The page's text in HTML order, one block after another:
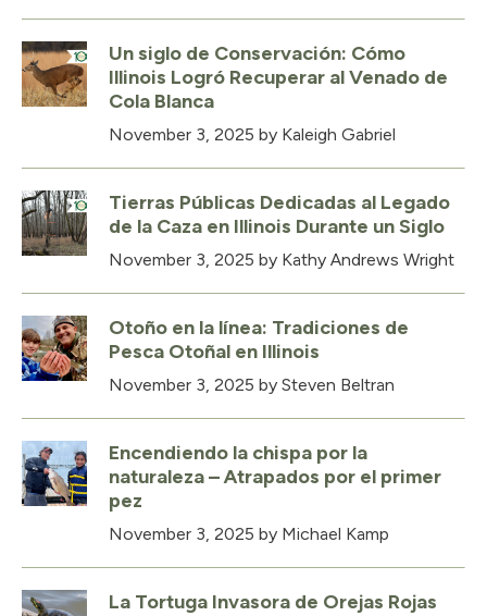
Un siglo de Conservación: Cómo
Illinois Logró Recuperar al Venado de
Cola Blanca
November 3, 2025 by Kaleigh Gabriel
Tierras Públicas Dedicadas al Legado
de la Caza en Illinois Durante un Siglo
November 3, 2025 by Kathy Andrews Wright
Otoño en la línea: Tradiciones de
Pesca Otoñal en Illinois
November 3, 2025 by Steven Beltran
Encendiendo la chispa por la
naturaleza – Atrapados por el primer
pez
November 3, 2025 by Michael Kamp
La Tortuga Invasora de Orejas Rojas